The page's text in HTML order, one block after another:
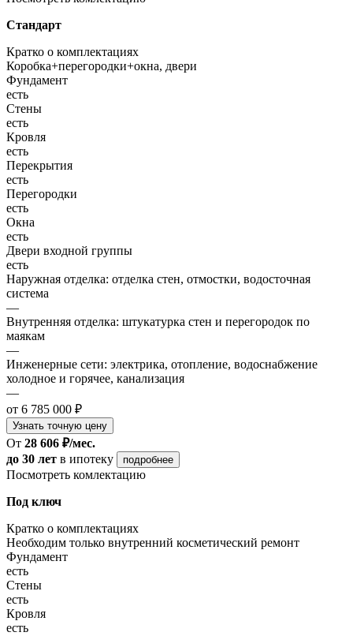
Стандарт
Кратко о комплектациях
Коробка+перегородки+окна, двери
Фундамент
есть
Стены
есть
Кровля
есть
Перекрытия
есть
Перегородки
есть
Окна
есть
Двери входной группы
есть
Наружная отделка: отделка стен, отмостки, водосточная
система
—
Внутренняя отделка: штукатурка стен и перегородок по
маякам
—
Инженерные сети: электрика, отопление, водоснабжение
холодное и горячее, канализация
—
от 6 785 000 ₽
Узнать точную цену
От 28 606 ₽/мес.
до 30 лет в ипотеку подробнее
Посмотреть комлектацию
Под ключ
Кратко о комплектациях
Необходим только внутренний косметический ремонт
Фундамент
есть
Стены
есть
Кровля
есть